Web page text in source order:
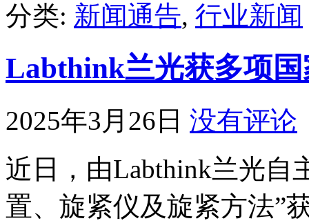
分类: 新闻通告, 行业新闻
Labthink兰光获多项
2025年3月26日 没有评论
近日，由Labthink兰光自
置、旋紧仪及旋紧方法”